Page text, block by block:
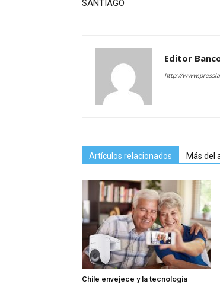
SANTIAGO
Editor
http://
Artículos relacionados Más del
Chile envejece y la tecnología